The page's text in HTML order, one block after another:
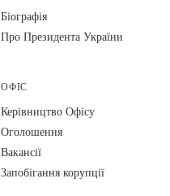
Біографія
Про Президента України
ОФІС
Керівництво Офісу
Оголошення
Вакансії
Запобігання корупції